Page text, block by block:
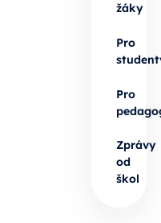
žáky
Pro
Pro
Zprávy
od
škol